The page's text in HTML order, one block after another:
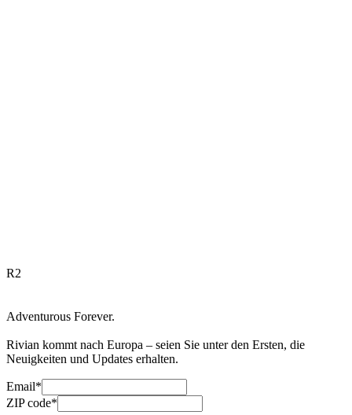
R2
Adventurous Forever.
Rivian kommt nach Europa – seien Sie unter den Ersten, die
Neuigkeiten und Updates erhalten.
Email*
ZIP code*